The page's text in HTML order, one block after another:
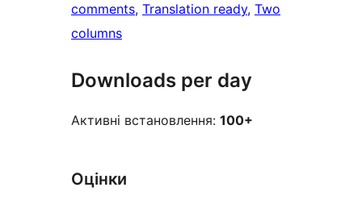
comments, Translation ready, Two
columns
Downloads per day
Активні встановлення: 100+
Оцінки